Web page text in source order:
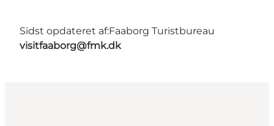
Sidst opdateret af:Faaborg Turistbureau
visitfaaborg@fmk.dk